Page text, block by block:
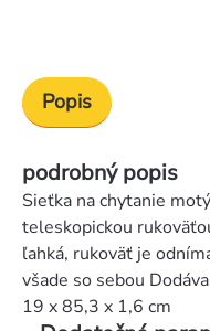
Popis
podrobný popis
Sieťka na chytanie
teleskopickou
ľahká, rukoväť je
všade so sebou
19 x 85,3 x 1,6 cm